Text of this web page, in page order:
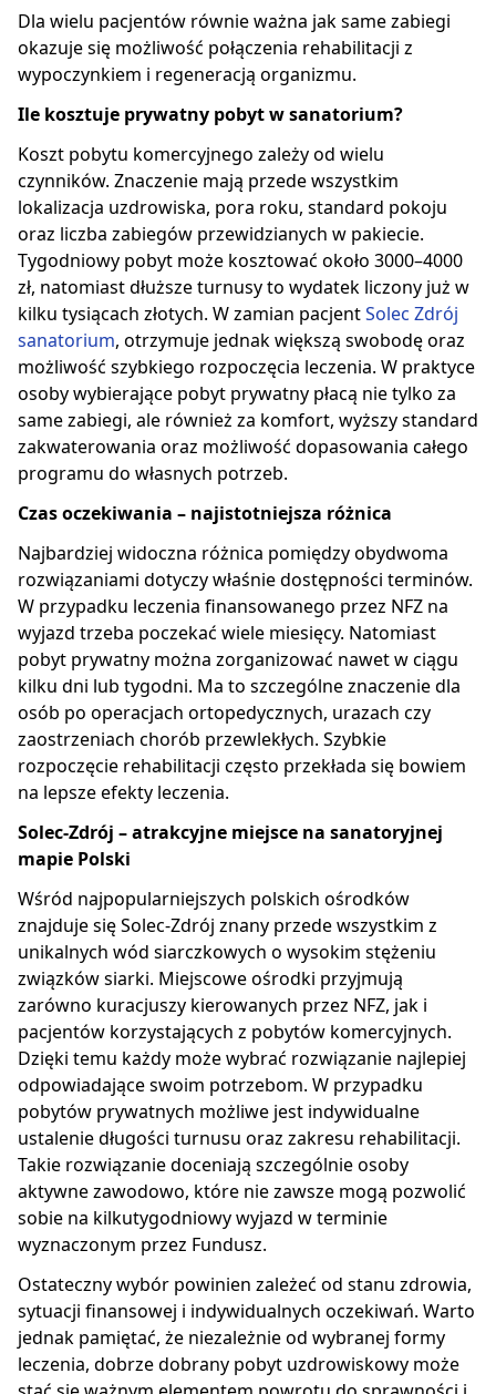
Dla wielu pacjentów równie ważna jak same zabiegi
okazuje się możliwość połączenia rehabilitacji z
wypoczynkiem i regeneracją organizmu.
Ile kosztuje prywatny pobyt w sanatorium?
Koszt pobytu komercyjnego zależy od wielu
czynników. Znaczenie mają przede wszystkim
lokalizacja uzdrowiska, pora roku, standard pokoju
oraz liczba zabiegów przewidzianych w pakiecie.
Tygodniowy pobyt może kosztować około 3000–4000
zł, natomiast dłuższe turnusy to wydatek liczony już w
kilku tysiącach złotych. W zamian pacjentSolec Zdrój
sanatorium, otrzymuje jednak większą swobodę oraz
możliwość szybkiego rozpoczęcia leczenia. W praktyce
osoby wybierające pobyt prywatny płacą nie tylko za
same zabiegi, ale również za komfort, wyższy standard
zakwaterowania oraz możliwość dopasowania całego
programu do własnych potrzeb.
Czas oczekiwania – najistotniejsza różnica
Najbardziej widoczna różnica pomiędzy obydwoma
rozwiązaniami dotyczy właśnie dostępności terminów.
W przypadku leczenia finansowanego przez NFZ na
wyjazd trzeba poczekać wiele miesięcy. Natomiast
pobyt prywatny można zorganizować nawet w ciągu
kilku dni lub tygodni. Ma to szczególne znaczenie dla
osób po operacjach ortopedycznych, urazach czy
zaostrzeniach chorób przewlekłych. Szybkie
rozpoczęcie rehabilitacji często przekłada się bowiem
na lepsze efekty leczenia.
Solec-Zdrój – atrakcyjne miejsce na sanatoryjnej
mapie Polski
Wśród najpopularniejszych polskich ośrodków
znajduje się Solec-Zdrój znany przede wszystkim z
unikalnych wód siarczkowych o wysokim stężeniu
związków siarki. Miejscowe ośrodki przyjmują
zarówno kuracjuszy kierowanych przez NFZ, jak i
pacjentów korzystających z pobytów komercyjnych.
Dzięki temu każdy może wybrać rozwiązanie najlepiej
odpowiadające swoim potrzebom. W przypadku
pobytów prywatnych możliwe jest indywidualne
ustalenie długości turnusu oraz zakresu rehabilitacji.
Takie rozwiązanie doceniają szczególnie osoby
aktywne zawodowo, które nie zawsze mogą pozwolić
sobie na kilkutygodniowy wyjazd w terminie
wyznaczonym przez Fundusz.
Ostateczny wybór powinien zależeć od stanu zdrowia,
sytuacji finansowej i indywidualnych oczekiwań. Warto
jednak pamiętać, że niezależnie od wybranej formy
leczenia, dobrze dobrany pobyt uzdrowiskowy może